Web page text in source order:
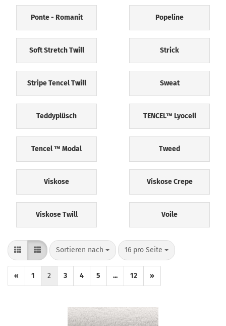
Ponte - Romanit Popeline
Soft Stretch Twill Strick
Stripe Tencel Twill Sweat
Teddyplüsch TENCEL™ Lyocell
Tencel ™ Modal Tweed
Viskose Viskose Crepe
Viskose Twill Voile
Sortieren nach
Sortieren nach 16 pro Seite
pro Seite
« 1 2 3 4 5 ... 12 »